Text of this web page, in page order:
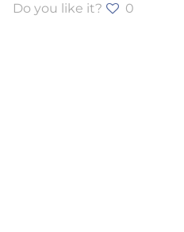
Do you like it? 0